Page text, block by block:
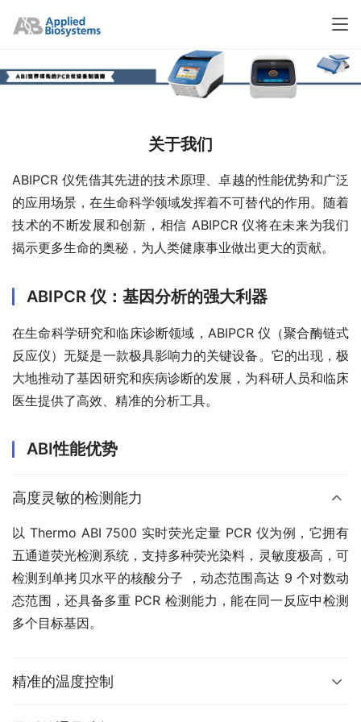
关于我们
ABIPCR 仪凭借其先进的技术原理、卓越的性能优势和广泛
的应用场景，在生命科学领域发挥着不可替代的作用。随着
技术的不断发展和创新，相信 ABIPCR 仪将在未来为我们
揭示更多生命的奥秘，为人类健康事业做出更大的贡献。
ABIPCR 仪：基因分析的强大利器
在生命科学研究和临床诊断领域，ABIPCR 仪（聚合酶链式
反应仪）无疑是一款极具影响力的关键设备。它的出现，极
大地推动了基因研究和疾病诊断的发展，为科研人员和临床
医生提供了高效、精准的分析工具。
ABI性能优势
高度灵敏的检测能力
以 Thermo ABI 7500 实时荧光定量 PCR 仪为例，它拥有
五通道荧光检测系统，支持多种荧光染料，灵敏度极高，可
检测到单拷贝水平的核酸分子 ，动态范围高达 9 个对数动
态范围，还具备多重 PCR 检测能力，能在同一反应中检测
多个目标基因。
精准的温度控制